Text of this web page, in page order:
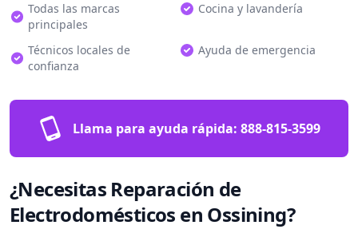
Todas las marcas
principales
Cocina y lavandería
Técnicos locales de
confianza
Ayuda de emergencia
Llama para ayuda rápida: 888-815-3599
¿Necesitas Reparación de
Electrodomésticos en Ossining?